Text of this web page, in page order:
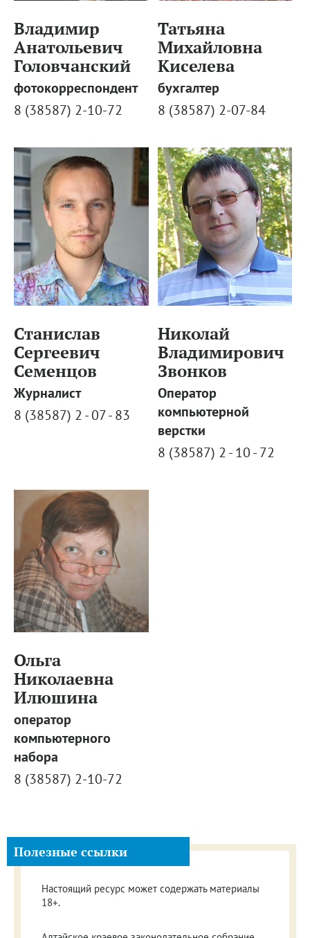
Владимир
Анатольевич
Головчанский
фотокорреспондент
8 (38587) 2-10-72
Татьяна
Михайловна
Киселева
бухгалтер
8 (38587) 2-07-84
Станислав
Сергеевич
Семенцов
Журналист
8 (38587) 2 - 07 - 83
Николай
Владимирович
Звонков
Оператор
компьютерной
верстки
8 (38587) 2 - 10 - 72
Ольга
Николаевна
Илюшина
оператор
компьютерного
набора
8 (38587) 2-10-72
Полезные ссылки
Настоящий ресурс может содержать материалы
18+.